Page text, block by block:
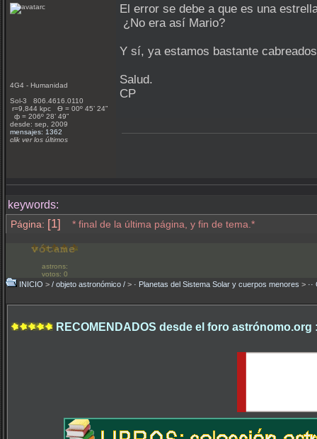
4G4 - Humanidad
Sol-3 806.4616.0110
r=9,844 kpc Ѳ = 00º 45’ 24”
ф = 206º 28’ 49”
desde: sep, 2009
mensajes: 1362
clik ver los últimos
El error se debe a que es una
¿No era así Mario?
Y sí, ya estamos bastante
Salud.
CP
keywords:
Página: [1] * final de la última página, y fin de tema.*
astrons:
votos: 0
INICIO > / objeto astronómico / > · Planetas del Sistema Solar y cuerpos menores >
RECOMENDADOS desde el foro astrónomo.org